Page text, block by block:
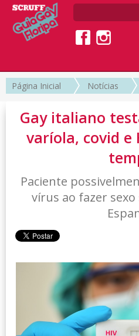
Página Inicial Notícias
Gay italiano
varíola, covid e
Paciente
vírus ao fazer